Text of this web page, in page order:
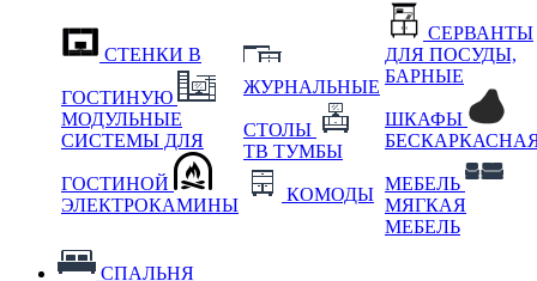
СТЕНКИ В
ГОСТИНУЮ
МОДУЛЬНЫЕ
СИСТЕМЫ ДЛЯ
ГОСТИНОЙ
ЭЛЕКТРОКАМИНЫ
ЖУРНАЛЬНЫЕ
СТОЛЫ
ТВ ТУМБЫ
КОМОДЫ
СЕРВАНТЫ
ДЛЯ ПОСУДЫ,
БАРНЫЕ
ШКАФЫ
МЕБЕЛЬ
МЯГКАЯ
МЕБЕЛЬ
СПАЛЬНЯ